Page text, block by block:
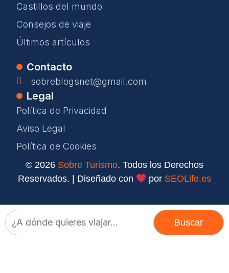
Castillos del mundo
Consejos de viaje
Últimos artículos
Contacto
sobreblogsnet@gmail.com
Legal
Política de Privacidad
Aviso Legal
Política de Cookies
© 2026 Sobre Turismo. Todos los Derechos
Reservados. | Diseñado con
por SEOLife.es
Buscar: